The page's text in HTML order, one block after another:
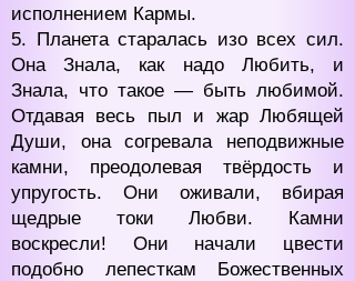
исполнением Кармы.
5. Планета старалась изо всех сил.
Она Знала, как надо Любить, и
Знала, что такое — быть любимой.
Отдавая весь пыл и жар Любящей
Души, она согревала неподвижные
камни, преодолевая твёрдость и
упругость. Они оживали, вбирая
щедрые токи Любви. Камни
воскресли! Они начали цвести
подобно лепесткам Божественных